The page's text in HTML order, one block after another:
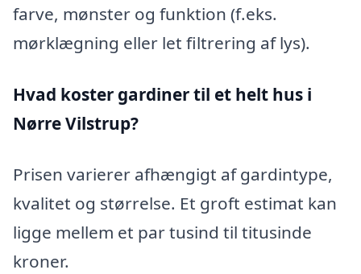
farve, mønster og funktion (f.eks.
mørklægning eller let filtrering af lys).
Hvad koster gardiner til et helt hus i
Nørre Vilstrup?
Prisen varierer afhængigt af gardintype,
kvalitet og størrelse. Et groft estimat kan
ligge mellem et par tusind til titusinde
kroner.